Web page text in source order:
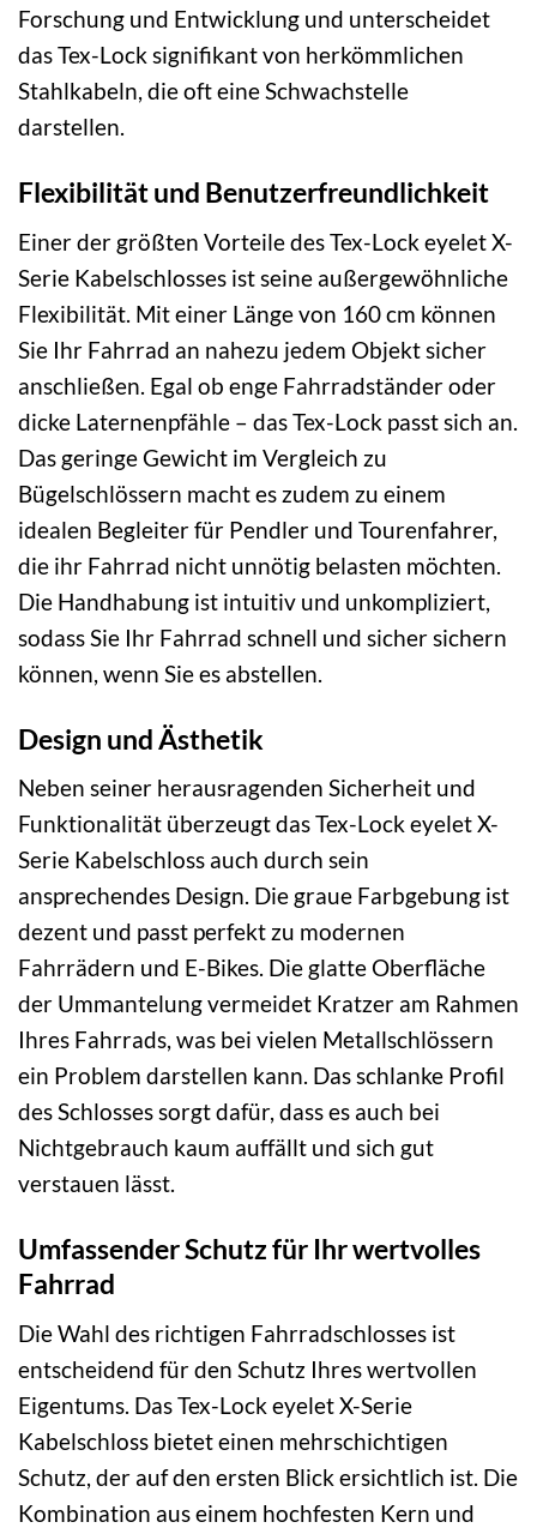
Forschung und Entwicklung und unterscheidet
das Tex-Lock signifikant von herkömmlichen
Stahlkabeln, die oft eine Schwachstelle
darstellen.
Flexibilität und Benutzerfreundlichkeit
Einer der größten Vorteile des Tex-Lock eyelet X-
Serie Kabelschlosses ist seine außergewöhnliche
Flexibilität. Mit einer Länge von 160 cm können
Sie Ihr Fahrrad an nahezu jedem Objekt sicher
anschließen. Egal ob enge Fahrradständer oder
dicke Laternenpfähle – das Tex-Lock passt sich an.
Das geringe Gewicht im Vergleich zu
Bügelschlössern macht es zudem zu einem
idealen Begleiter für Pendler und Tourenfahrer,
die ihr Fahrrad nicht unnötig belasten möchten.
Die Handhabung ist intuitiv und unkompliziert,
sodass Sie Ihr Fahrrad schnell und sicher sichern
können, wenn Sie es abstellen.
Design und Ästhetik
Neben seiner herausragenden Sicherheit und
Funktionalität überzeugt das Tex-Lock eyelet X-
Serie Kabelschloss auch durch sein
ansprechendes Design. Die graue Farbgebung ist
dezent und passt perfekt zu modernen
Fahrrädern und E-Bikes. Die glatte Oberfläche
der Ummantelung vermeidet Kratzer am Rahmen
Ihres Fahrrads, was bei vielen Metallschlössern
ein Problem darstellen kann. Das schlanke Profil
des Schlosses sorgt dafür, dass es auch bei
Nichtgebrauch kaum auffällt und sich gut
verstauen lässt.
Umfassender Schutz für Ihr wertvolles
Fahrrad
Die Wahl des richtigen Fahrradschlosses ist
entscheidend für den Schutz Ihres wertvollen
Eigentums. Das Tex-Lock eyelet X-Serie
Kabelschloss bietet einen mehrschichtigen
Schutz, der auf den ersten Blick ersichtlich ist. Die
Kombination aus einem hochfesten Kern und